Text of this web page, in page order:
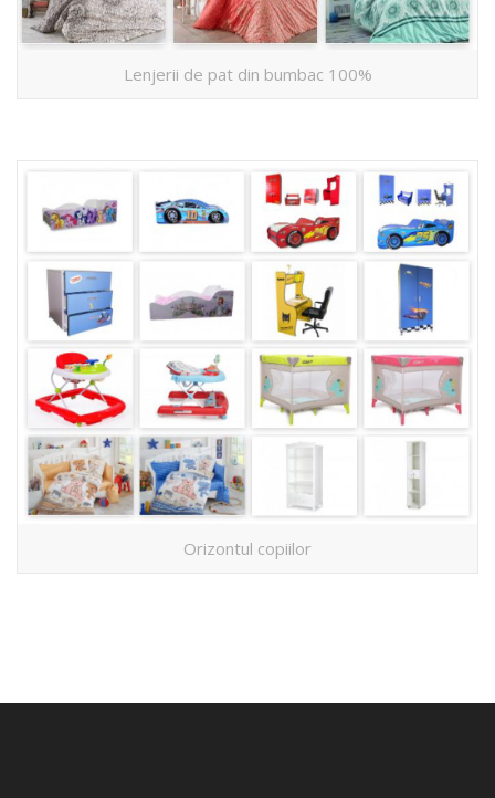
Lenjerii de pat din bumbac 100%
Orizontul copiilor